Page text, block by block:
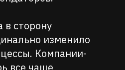
в сторону
изменило
Компании-
все чаще